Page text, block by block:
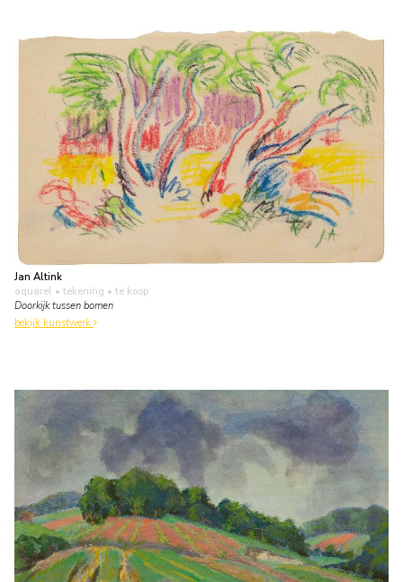
Jan Altink
aquarel • tekening • te koop
Doorkijk tussen bomen
bekijk kunstwerk